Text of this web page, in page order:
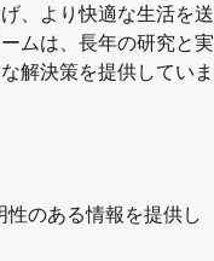
、より快適な生活を送
ムは、長年の研究と実
解決策を提供していま
のある情報を提供し